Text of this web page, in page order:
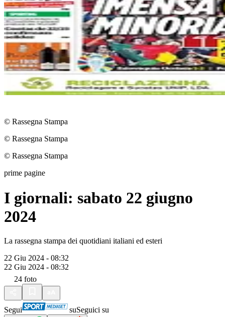
© Rassegna Stampa
© Rassegna Stampa
© Rassegna Stampa
prime pagine
I giornali: sabato 22 giugno
2024
La rassegna stampa dei quotidiani italiani ed esteri
22 Giu 2024 - 08:32
22 Giu 2024 - 08:32
24 foto
Segui suSeguici su